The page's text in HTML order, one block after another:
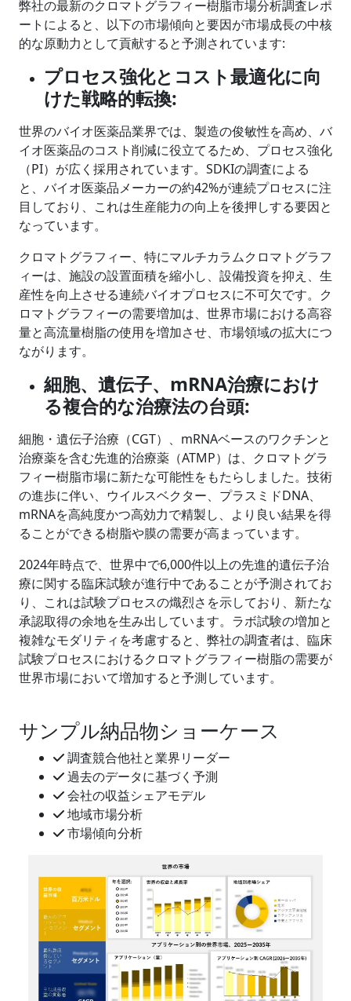
弊社の最新のクロマトグラフィー樹脂市場分析調査レポ
ートによると、以下の市場傾向と要因が市場成長の中核
的な原動力として貢献すると予測されています:
プロセス強化とコスト最適化に向
けた戦略的転換:
世界のバイオ医薬品業界では、製造の俊敏性を高め、バ
イオ医薬品のコスト削減に役立てるため、プロセス強化
（PI）が広く採用されています。SDKIの調査による
と、バイオ医薬品メーカーの約42%が連続プロセスに注
目しており、これは生産能力の向上を後押しする要因と
なっています。
クロマトグラフィー、特にマルチカラムクロマトグラフ
ィーは、施設の設置面積を縮小し、設備投資を抑え、生
産性を向上させる連続バイオプロセスに不可欠です。ク
ロマトグラフィーの需要増加は、世界市場における高容
量と高流量樹脂の使用を増加させ、市場領域の拡大につ
ながります。
細胞、遺伝子、mRNA治療におけ
る複合的な治療法の台頭:
細胞・遺伝子治療（CGT）、mRNAベースのワクチンと
治療薬を含む先進的治療薬（ATMP）は、クロマトグラ
フィー樹脂市場に新たな可能性をもたらしました。技術
の進歩に伴い、ウイルスベクター、プラスミドDNA、
mRNAを高純度かつ高効力で精製し、より良い結果を得
ることができる樹脂や膜の需要が高まっています。
2024年時点で、世界中で6,000件以上の先進的遺伝子治
療に関する臨床試験が進行中であることが予測されてお
り、これは試験プロセスの熾烈さを示しており、新たな
承認取得の余地を生み出しています。ラボ試験の増加と
複雑なモダリティを考慮すると、弊社の調査者は、臨床
試験プロセスにおけるクロマトグラフィー樹脂の需要が
世界市場において増加すると予測しています。
サンプル納品物ショーケース
調査競合他社と業界リーダー
過去のデータに基づく予測
会社の収益シェアモデル
地域市場分析
市場傾向分析